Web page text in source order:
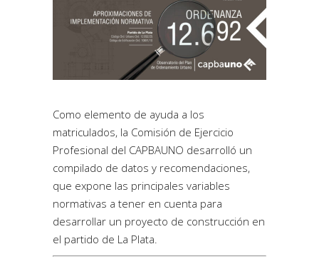
Como elemento de ayuda a los
matriculados, la Comisión de Ejercicio
Profesional del CAPBAUNO desarrolló un
compilado de datos y recomendaciones,
que expone las principales variables
normativas a tener en cuenta para
desarrollar un proyecto de construcción en
el partido de La Plata.